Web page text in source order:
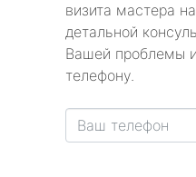
визита мастера
детальной
Вашей проблемы
телефону.